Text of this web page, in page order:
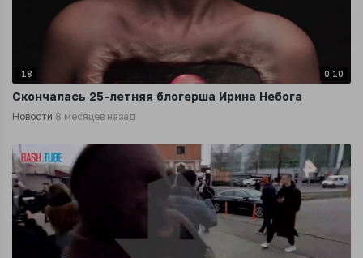
18 0:10
Скончалась 25-летняя блогерша Ирина Небога
Новости 8 месяцев назад